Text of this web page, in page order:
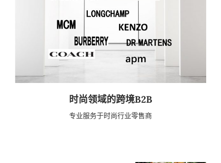
时尚领域的跨境B2B
专业服务于时尚行业零售商